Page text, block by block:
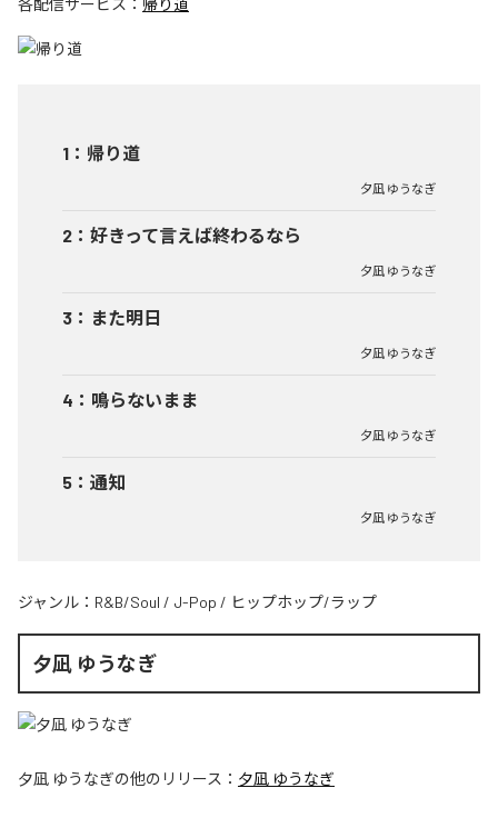
1 ： 帰り道
夕凪 ゆうなぎ
2 ： 好きって言えば終わるなら
夕凪 ゆうなぎ
3 ： また明日
夕凪 ゆうなぎ
4 ： 鳴らないまま
夕凪 ゆうなぎ
5 ： 通知
夕凪 ゆうなぎ
ジャンル： R&B/Soul / J-Pop / ヒップホップ/ラップ
夕凪 ゆうなぎ
夕凪 ゆうなぎの他のリリース： 夕凪 ゆうなぎ